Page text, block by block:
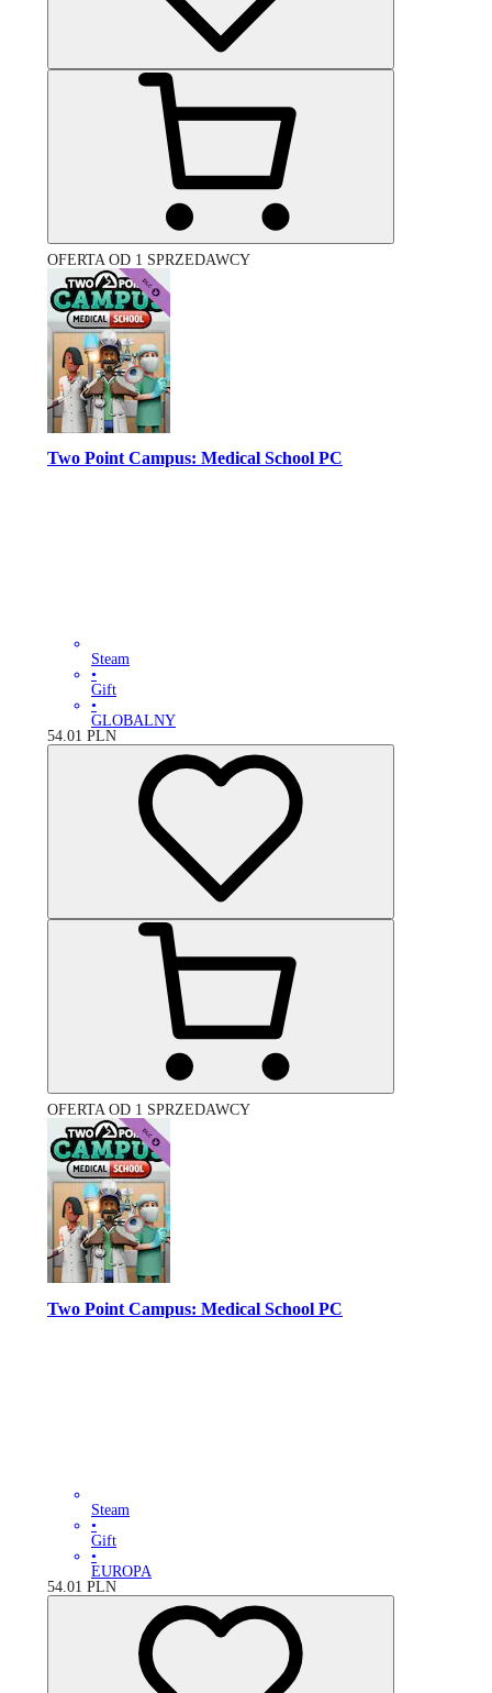
OFERTA OD 1 SPRZEDAWCY
Two Point Campus: Medical School PC
Steam
•
Gift
•
GLOBALNY
54.01 PLN
OFERTA OD 1 SPRZEDAWCY
Two Point Campus: Medical School PC
Steam
•
Gift
•
EUROPA
54.01 PLN